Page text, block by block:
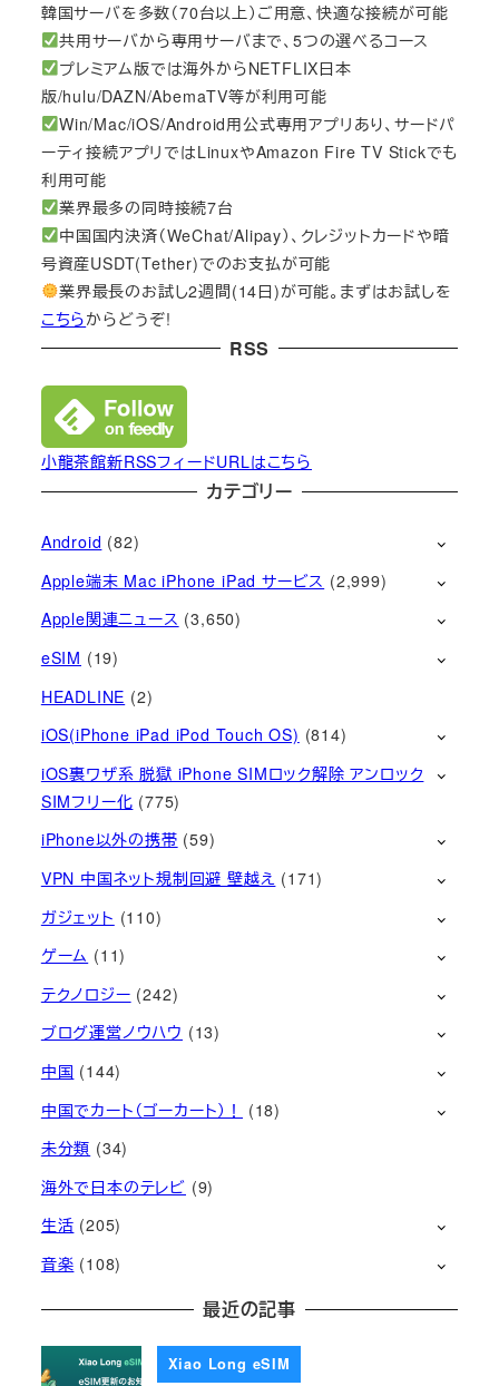
韓国サーバを多数（70台以上）ご用意、快適な接続が可能
共用サーバから専用サーバまで、5つの選べるコース
プレミアム版では海外からNETFLIX日本
版/hulu/DAZN/AbemaTV等が利用可能
Win/Mac/iOS/Android用公式専用アプリあり、サードパ
ーティ接続アプリではLinuxやAmazon Fire TV Stickでも
利用可能
業界最多の同時接続7台
中国国内決済（WeChat/Alipay）、クレジットカードや暗
号資産USDT(Tether)でのお支払が可能
業界最長のお試し2週間(14日)が可能。まずはお試しを
こちらからどうぞ!
RSS
小龍茶館新RSSフィードURLはこちら
カテゴリー
Android (82)
Apple端末 Mac iPhone iPad サービス (2,999)
Apple関連ニュース (3,650)
eSIM (19)
HEADLINE (2)
iOS(iPhone iPad iPod Touch OS) (814)
iOS裏ワザ系 脱獄 iPhone SIMロック解除 アンロック
SIMフリー化 (775)
iPhone以外の携帯 (59)
VPN 中国ネット規制回避 壁越え (171)
ガジェット (110)
ゲーム (11)
テクノロジー (242)
ブログ運営ノウハウ (13)
中国 (144)
中国でカート（ゴーカート）！
(18)
未分類 (34)
海外で日本のテレビ (9)
生活 (205)
音楽 (108)
最近の記事
Xiao Long eSIM